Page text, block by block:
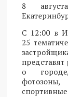
8
С 12:00 в
25
представят
о